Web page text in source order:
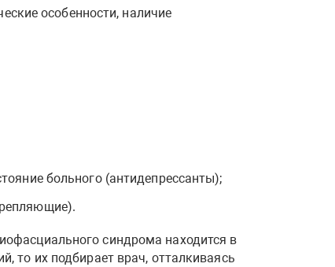
особенности, наличие
больного (антидепрессанты);
синдрома находится в
то их подбирает врач, отталкиваясь